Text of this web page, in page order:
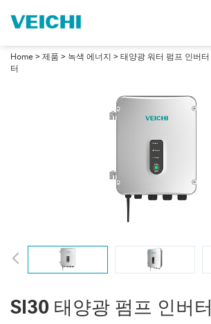
Home > 제품 > 녹색 에너지 > 태양광 워터 펌프 인버터
터
SI30 태양광 펌프 인버터